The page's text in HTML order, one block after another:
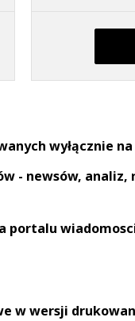
wyłącznie
- newsów,
portalu
w wersji